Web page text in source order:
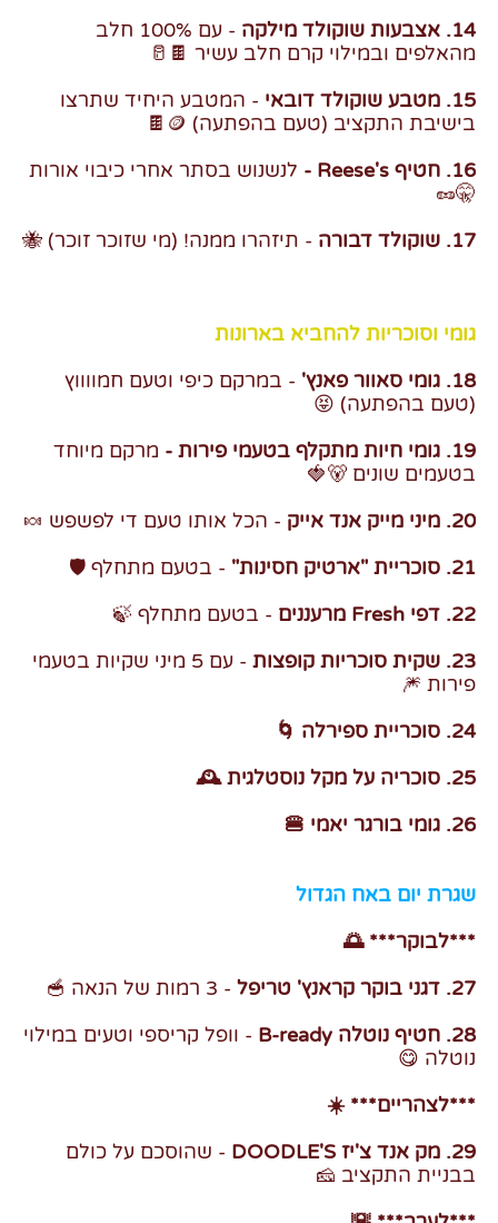
14. אצבעות שוקולד מילקה
- עם 100% חלב
מהאלפים ובמילוי קרם חלב עשיר 🍫🥛
15. מטבע שוקולד דובאי
- המטבע היחיד שתרצו
בישיבת התקציב (טעם בהפתעה) 🪙🍫
16. חטיף Reese's -
לנשנוש בסתר אחרי כיבוי אורות
🤫🥜
17. שוקולד דבורה
- תיזהרו ממנה! (מי שזוכר זוכר) 🐝
גומי וסוכריות להחביא בארונות
18. גומי סאוור פאנץ'
- במרקם כיפי וטעם חמווווץ
(טעם בהפתעה) 😝
19. גומי חיות מתקלף בטעמי פירות -
מרקם מיוחד
בטעמים שונים 🐻🍓
20. מיני מייק אנד אייק
- הכל אותו טעם די לפשפש 🍬
21. סוכריית "ארטיק חסינות"
- בטעם מתחלף 🛡️
22. דפי Fresh מרעננים
- בטעם מתחלף 🍃
23. שקית סוכריות קופצות
- עם 5 מיני שקיות בטעמי
פירות 🎆
24. סוכריית ספירלה 🌀
25. סוכריה על מקל נוסטלגית 🕰️
26. גומי בורגר יאמי 🍔
שגרת יום באח הגדול
***לבוקר*** 🌅
27. דגני בוקר קראנץ' טריפל
- 3 רמות של הנאה 🥣
28. חטיף נוטלה B-ready
- וופל קריספי וטעים במילוי
נוטלה 😋
***לצהריים*** ☀️
29. מק אנד צ'יז DOODLE'S
- שהוסכם על כולם
בבניית התקציב 🧀